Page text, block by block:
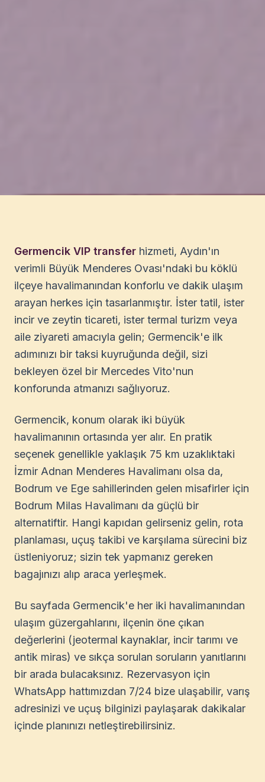
Germencik VIP transfer hizmeti, Aydın'ın
verimli Büyük Menderes Ovası'ndaki bu köklü
ilçeye havalimanından konforlu ve dakik ulaşım
arayan herkes için tasarlanmıştır. İster tatil, ister
incir ve zeytin ticareti, ister termal turizm veya
aile ziyareti amacıyla gelin; Germencik'e ilk
adımınızı bir taksi kuyruğunda değil, sizi
bekleyen özel bir Mercedes Vito'nun
konforunda atmanızı sağlıyoruz.
Germencik, konum olarak iki büyük
havalimanının ortasında yer alır. En pratik
seçenek genellikle yaklaşık 75 km uzaklıktaki
İzmir Adnan Menderes Havalimanı olsa da,
Bodrum ve Ege sahillerinden gelen misafirler için
Bodrum Milas Havalimanı da güçlü bir
alternatiftir. Hangi kapıdan gelirseniz gelin, rota
planlaması, uçuş takibi ve karşılama sürecini biz
üstleniyoruz; sizin tek yapmanız gereken
bagajınızı alıp araca yerleşmek.
Bu sayfada Germencik'e her iki havalimanından
ulaşım güzergahlarını, ilçenin öne çıkan
değerlerini (jeotermal kaynaklar, incir tarımı ve
antik miras) ve sıkça sorulan soruların yanıtlarını
bir arada bulacaksınız. Rezervasyon için
WhatsApp hattımızdan 7/24 bize ulaşabilir, varış
adresinizi ve uçuş bilginizi paylaşarak dakikalar
içinde planınızı netleştirebilirsiniz.